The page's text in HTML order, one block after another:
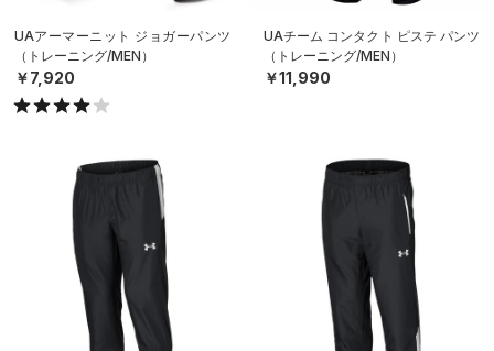
UAアーマーニット ジョガーパンツ
（トレーニング/MEN）
￥7,920
UAチーム コンタクト ピステ パンツ
（トレーニング/MEN）
￥11,990